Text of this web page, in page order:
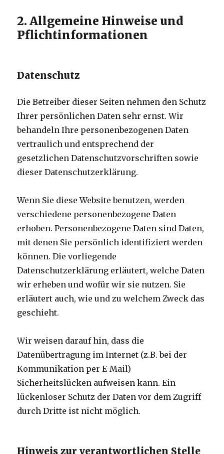
2. Allgemeine Hinweise und
Pflichtinformationen
Datenschutz
Die Betreiber dieser Seiten nehmen den Schutz
Ihrer persönlichen Daten sehr ernst. Wir
behandeln Ihre personenbezogenen Daten
vertraulich und entsprechend der
gesetzlichen Datenschutzvorschriften sowie
dieser Datenschutzerklärung.
Wenn Sie diese Website benutzen, werden
verschiedene personenbezogene Daten
erhoben. Personenbezogene Daten sind Daten,
mit denen Sie persönlich identifiziert werden
können. Die vorliegende
Datenschutzerklärung erläutert, welche Daten
wir erheben und wofür wir sie nutzen. Sie
erläutert auch, wie und zu welchem Zweck das
geschieht.
Wir weisen darauf hin, dass die
Datenübertragung im Internet (z.B. bei der
Kommunikation per E-Mail)
Sicherheitslücken aufweisen kann. Ein
lückenloser Schutz der Daten vor dem Zugriff
durch Dritte ist nicht möglich.
Hinweis zur verantwortlichen Stelle